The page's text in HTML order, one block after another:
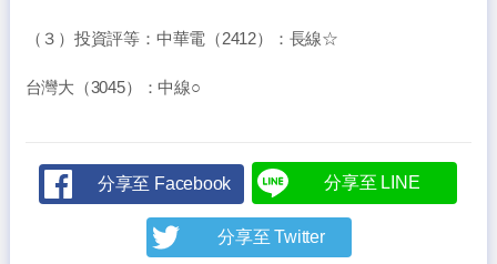
（３）投資評等：中華電（2412）：長線☆
台灣大（3045）：中線○
分享至 Facebook 分享至 LINE
分享至 Twitter